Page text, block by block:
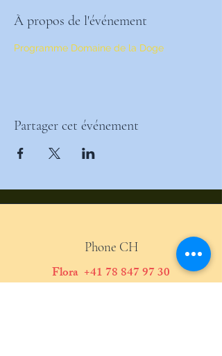
À propos de l'événement
Programme Domaine de la Doge
Partager cet événement
Phone CH
Flora +41 78 847 97 30